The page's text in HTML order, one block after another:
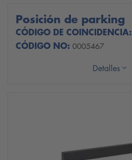
Posición de parking
CÓDIGO DE COINCIDENCIA:
CÓDIGO NO: 0005467
Detalles